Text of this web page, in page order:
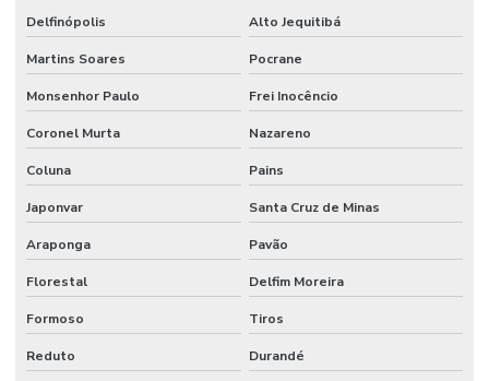
Delfinópolis Alto Jequitibá
Martins Soares Pocrane
Monsenhor Paulo Frei Inocêncio
Coronel Murta Nazareno
Coluna Pains
Japonvar Santa Cruz de Minas
Araponga Pavão
Florestal Delfim Moreira
Formoso Tiros
Reduto Durandé